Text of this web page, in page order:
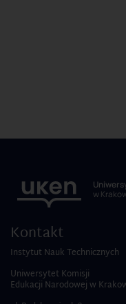
w
Kontakt
Instytut Nauk Technicznych
Uniwersytet Komisji
Edukacji Narodowej w